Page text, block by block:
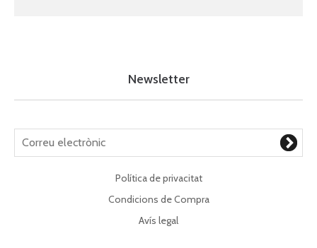
Newsletter
Política de privacitat
Condicions de Compra
Avís legal